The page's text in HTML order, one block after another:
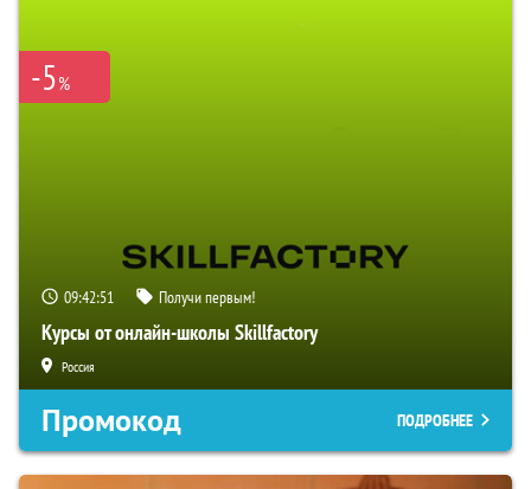
-5%
09:42:50 Получи первым!
Курсы от онлайн-школы Skillfactory
Россия
Промокод ПОДРОБНЕЕ